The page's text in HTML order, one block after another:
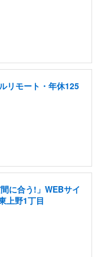
リモート・年休125
に合う!」WEBサイ
上野1丁目